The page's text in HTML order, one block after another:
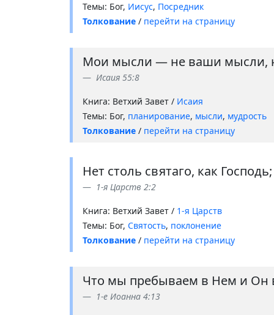
Темы: Бог, Иисус, Посредник
Толкование / перейти на страницу
Мои мысли — не ваши мысли,
Исаия 55:8
Книга: Ветхий Завет / Исаия
Темы: Бог, планирование, мысли, мудрость
Толкование / перейти на страницу
Нет столь святаго, как
1-я Царств 2:2
Книга: Ветхий Завет / 1-я Царств
Темы: Бог, Святость, поклонение
Толкование / перейти на страницу
Что мы пребываем в Нем и Он
1-е Иоанна 4:13